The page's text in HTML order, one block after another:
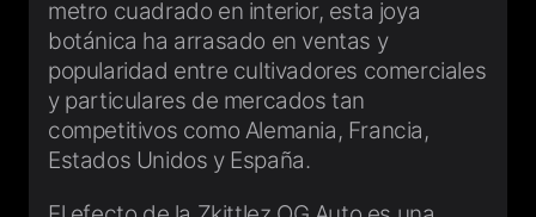
metro cuadrado en interior, esta joya
botánica ha arrasado en ventas y
popularidad entre cultivadores comerciales
y particulares de mercados tan
competitivos como Alemania, Francia,
Estados Unidos y España.